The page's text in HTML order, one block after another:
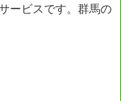
ービスです。群馬の